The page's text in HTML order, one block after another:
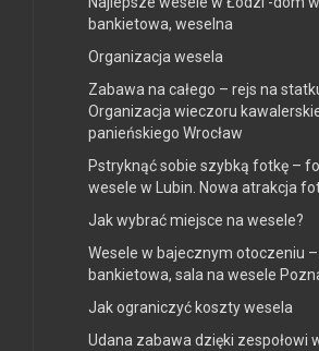
bankietowa, weselna
Organizacja wesela
Zabawa na całego – rejs na
Organizacja wieczoru
panieńskiego Wrocław
Pstryknąć sobie szybką fotkę –
wesele w Lubin. Nowa atrakcja
Jak wybrać miejsce na wesele?
Wesele w bajecznym otoczeniu
bankietowa, sala na wesele
Jak ograniczyć koszty wesela
Udana zabawa dzięki zespołowi